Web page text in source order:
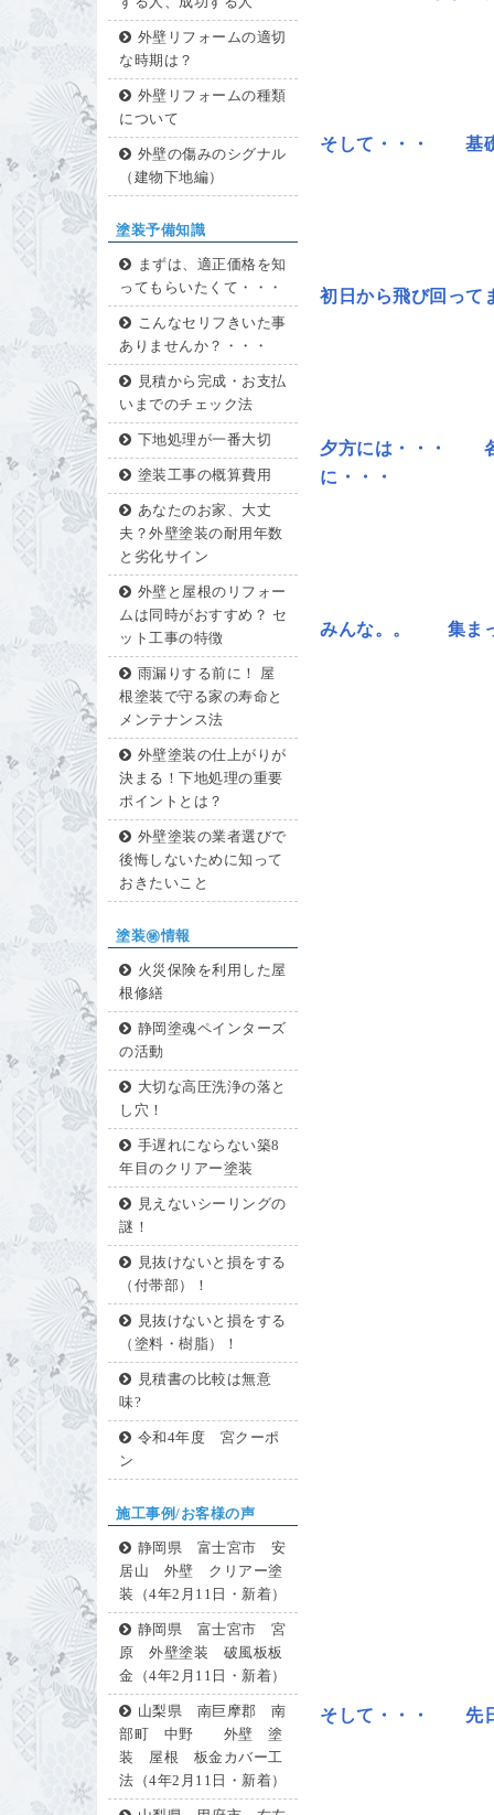
外壁リフォームの適切
な時期は？
外壁リフォームの種類
について
外壁の傷みのシグナル
（建物下地編）
塗装予備知識
まずは、適正価格を知
ってもらいたくて・・・
こんなセリフきいた事
ありませんか？・・・
見積から完成・お支払
いまでのチェック法
下地処理が一番大切
塗装工事の概算費用
あなたのお家、大丈
夫？外壁塗装の耐用年数
と劣化サイン
外壁と屋根のリフォー
ムは同時がおすすめ？ セ
ット工事の特徴
雨漏りする前に！ 屋
根塗装で守る家の寿命と
メンテナンス法
外壁塗装の仕上がりが
決まる！下地処理の重要
ポイントとは？
外壁塗装の業者選びで
後悔しないために知って
おきたいこと
塗装㊙情報
火災保険を利用した屋
根修繕
静岡塗魂ペインターズ
の活動
大切な高圧洗浄の落と
し穴！
手遅れにならない築8
年目のクリアー塗装
見えないシーリングの
謎！
見抜けないと損をする
（付帯部）！
見抜けないと損をする
（塗料・樹脂）！
見積書の比較は無意
味?
令和4年度 宮クーポ
ン
施工事例/お客様の声
静岡県 富士宮市 安
居山 外壁 クリアー塗
装（4年2月11日・新着）
静岡県 富士宮市 宮
原 外壁塗装 破風板板
金（4年2月11日・新着）
山梨県 南巨摩郡 南
部町 中野 外壁 塗
装 屋根 板金カバー工
法（4年2月11日・新着）
そして・・・ 基礎
初日から飛び回って
夕方には・・・
に・・・
みんな。。 集ま
そして・・・ 先